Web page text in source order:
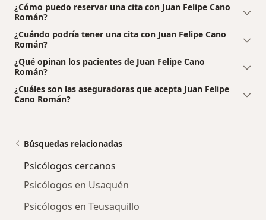
¿Cómo puedo reservar una cita con Juan Felipe Cano
Román?
¿Cuándo podría tener una cita con Juan Felipe Cano
Román?
¿Qué opinan los pacientes de Juan Felipe Cano
Román?
¿Cuáles son las aseguradoras que acepta Juan Felipe
Cano Román?
Búsquedas relacionadas
Psicólogos cercanos
Psicólogos en Usaquén
Psicólogos en Teusaquillo